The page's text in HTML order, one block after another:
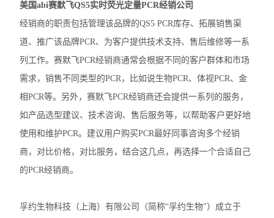
赛默飞Countess™ 3细胞计数仪
赛默飞Countess™ 3FL细胞计数仪
光度计
凝胶成像系统
酶标仪
美国abi赛默飞QS5实时荧光定量PCR经销公司
经销商的职责包括管理该品牌的QS5 PCR库存、拓展销售渠
道、推广该品牌PCR、为客户提供技术支持、售后维修等一系
列工作。赛默飞PCR经销商通常会根据不同的客户群体和市场
需求，销售不同类型的PCR，比如说生物PCR、体视PCR、金
相PCR等。另外，赛默飞PCR经销商还会提供一系列的服务，
如产品选型建议、技术咨询、售后服务等，以帮助客户更好地
使用和维护PCR。建议用户购买PCR最好同事咨询多个经销
商，对比价格，对比服务，结合这几点，再选择一个合适自己
的PCR经销商。
孚约生物科技（上海）有限公司（简称“孚约生物"）成立于